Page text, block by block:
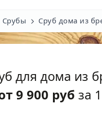
Срубы Сруб дома из
для дома из
9 900 руб за